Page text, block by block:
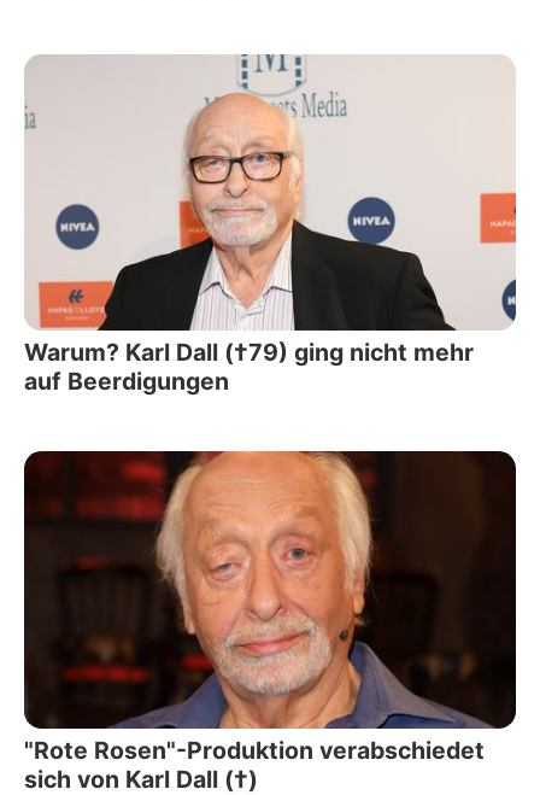
Warum? Karl Dall (†79) ging nicht mehr
auf Beerdigungen
"Rote Rosen"-Produktion verabschiedet
sich von Karl Dall (†)